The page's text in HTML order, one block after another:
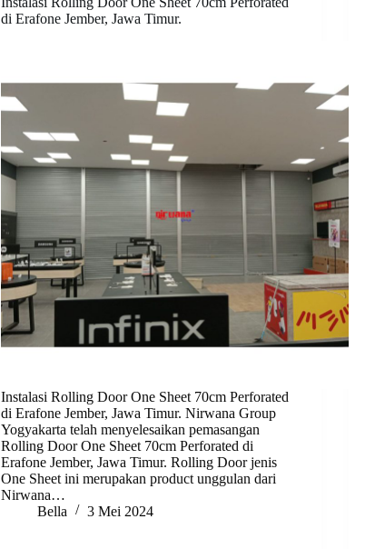
di Erafone Jember, Jawa Timur.
Instalasi Rolling Door One Sheet 70cm Perforated
di Erafone Jember, Jawa Timur. Nirwana Group
Yogyakarta telah menyelesaikan pemasangan
Rolling Door One Sheet 70cm Perforated di
Erafone Jember, Jawa Timur. Rolling Door jenis
One Sheet ini merupakan product unggulan dari
Nirwana…
Bella
3 Mei 2024